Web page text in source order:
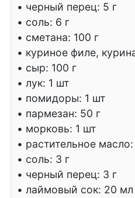
• черный перец: 5 г
• соль: 6 г
• сметана: 100 г
• куриное филе,
• сыр: 100 г
• лук: 1 шт
• помидоры: 1 шт
• пармезан: 50 г
• морковь: 1 шт
• растительное
• соль: 3 г
• черный перец: 3 г
• лаймовый сок: 20 мл